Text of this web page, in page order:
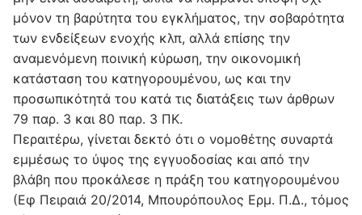
μόνον τη βαρύτητα του εγκλήματος, την σοβαρότητα
των ενδείξεων ενοχής κλπ, αλλά επίσης την
αναμενόμενη ποινική κύρωση, την οικονομική
κατάσταση του κατηγορουμένου, ως και την
προσωπικότητά του κατά τις διατάξεις των άρθρων
79 παρ. 3 και 80 παρ. 3 ΠΚ.
Περαιτέρω, γίνεται δεκτό ότι ο νομοθέτης συναρτά
εμμέσως το ύψος της εγγυοδοσίας και από την
βλάβη που προκάλεσε η πράξη του κατηγορουμένου
(Εφ Πειραιά 20/2014, Μπουρόπουλος Ερμ. Π.Δ., τόμος